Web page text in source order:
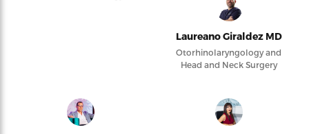
Laureano Giraldez MD
Otorhinolaryngology and
Head and Neck Surgery